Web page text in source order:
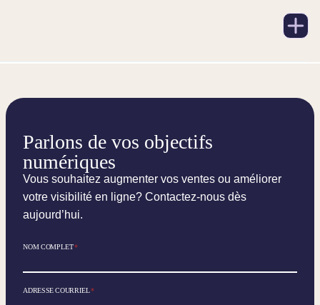
Parlons de vos objectifs
numériques
Vous souhaitez augmenter vos ventes ou améliorer
votre visibilité en ligne? Contactez-nous dès
aujourd’hui.
NOM COMPLET*
ADRESSE COURRIEL*